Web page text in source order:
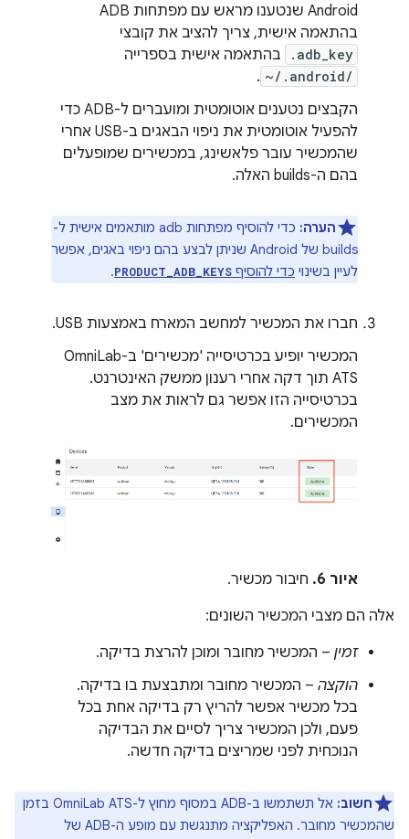
Android שנטענו מראש עם מפתחות ADB
בהתאמה אישית, צריך להציב את קובצי
.adb_key בהתאמה אישית בספרייה
~/.android/
.
הקבצים נטענים אוטומטית ומועברים ל-ADB כדי
להפעיל אוטומטית את ניפוי הבאגים ב-USB אחרי
שהמכשיר עובר פלאשינג, במכשירים שמופעלים
בהם ה-builds האלה.
הערה:
כדי להוסיף מפתחות adb מותאמים אישית ל-
builds של Android שניתן לבצע בהם ניפוי באגים, אפשר
לעיין בשינוי כדי להוסיף PRODUCT_ADB_KEYS
.
חברו את המכשיר למחשב המארח באמצעות USB.
המכשיר יופיע בכרטיסייה 'מכשירים' ב-OmniLab
ATS תוך דקה אחרי רענון ממשק האינטרנט.
בכרטיסייה הזו אפשר גם לראות את מצב
המכשירים.
איור 6.
חיבור מכשיר.
אלה הם מצבי המכשיר השונים:
זמין – המכשיר מחובר ומוכן להרצת בדיקה.
הוקצה – המכשיר מחובר ומתבצעת בו בדיקה.
בכל מכשיר אפשר להריץ רק בדיקה אחת בכל
פעם, ולכן המכשיר צריך לסיים את הבדיקה
הנוכחית לפני שמריצים בדיקה חדשה.
חשוב:
אל תשתמשו ב-ADB במסוף מחוץ ל-OmniLab ATS בזמן
שהמכשיר מחובר. האפליקציה מתנגשת עם מופע ה-ADB של